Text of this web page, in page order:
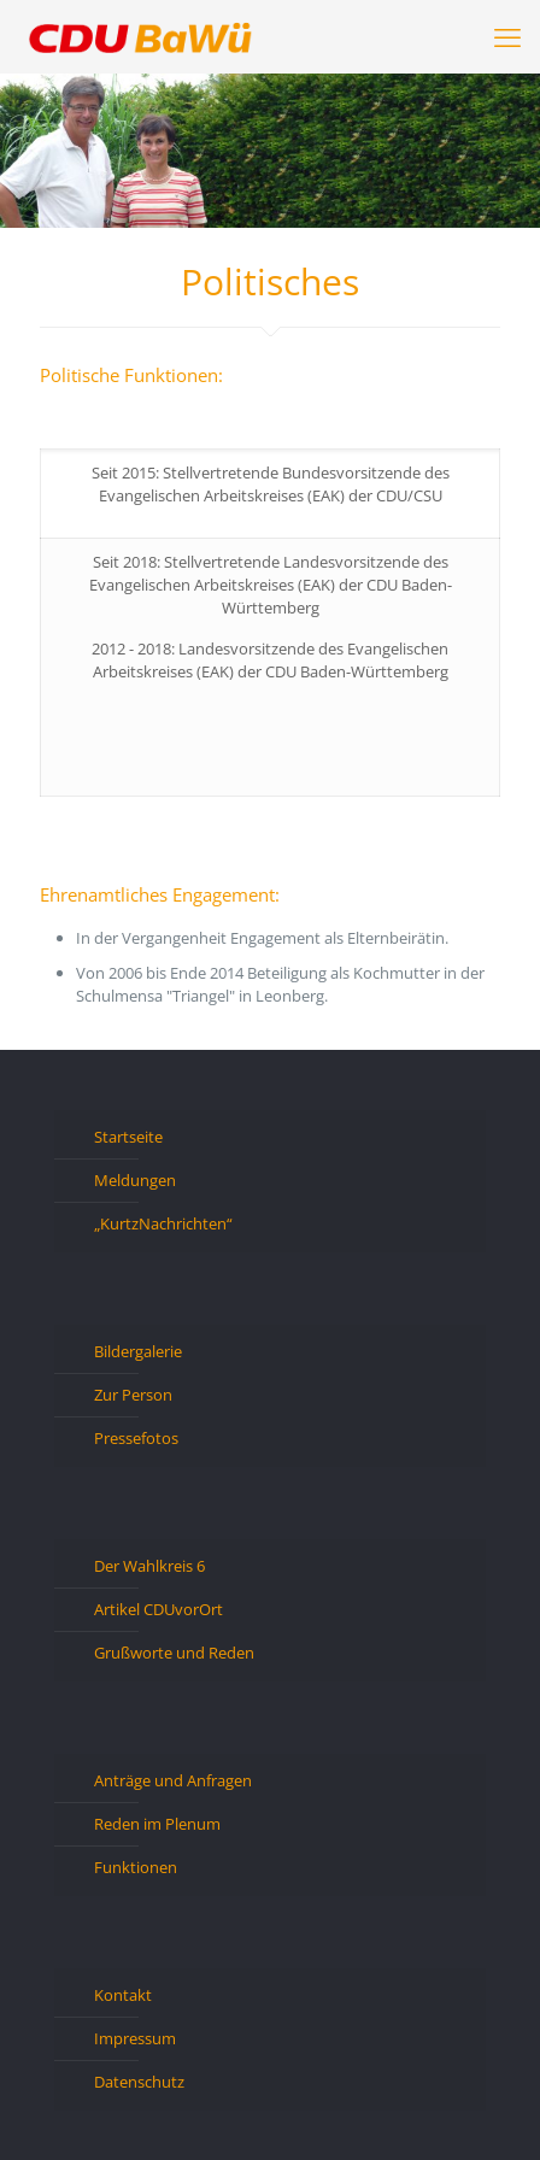
Politisches
Politische Funktionen:
Seit 2015: Stellvertretende Bundesvorsitzende des
Evangelischen Arbeitskreises (EAK) der CDU/CSU
Seit 2018: Stellvertretende Landesvorsitzende des
Evangelischen Arbeitskreises (EAK) der CDU Baden-
Württemberg
2012 - 2018: Landesvorsitzende des Evangelischen
Arbeitskreises (EAK) der CDU Baden-Württemberg
Ehrenamtliches Engagement:
In der Vergangenheit Engagement als Elternbeirätin.
Von 2006 bis Ende 2014 Beteiligung als Kochmutter in der
Schulmensa "Triangel" in Leonberg.
Startseite
Meldungen
„KurtzNachrichten“
Bildergalerie
Zur Person
Pressefotos
Der Wahlkreis 6
Artikel CDUvorOrt
Grußworte und Reden
Anträge und Anfragen
Reden im Plenum
Funktionen
Kontakt
Impressum
Datenschutz